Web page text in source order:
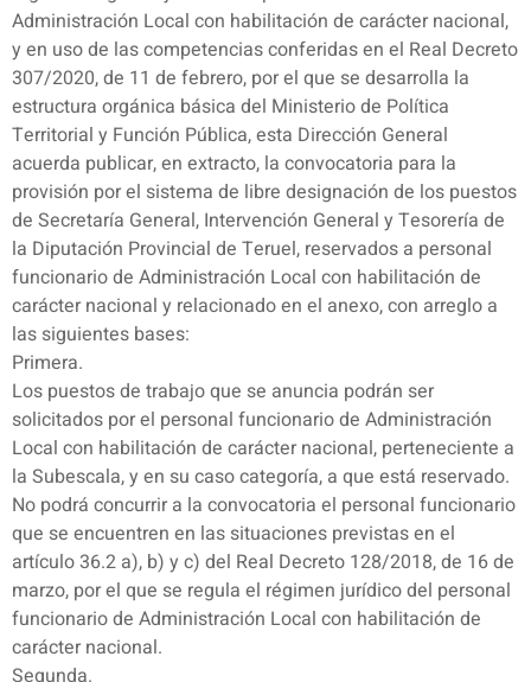
Administración Local con habilitación de carácter nacional,
y en uso de las competencias conferidas en el Real Decreto
307/2020, de 11 de febrero, por el que se desarrolla la
estructura orgánica básica del Ministerio de Política
Territorial y Función Pública, esta Dirección General
acuerda publicar, en extracto, la convocatoria para la
provisión por el sistema de libre designación de los puestos
de Secretaría General, Intervención General y Tesorería de
la Diputación Provincial de Teruel, reservados a personal
funcionario de Administración Local con habilitación de
carácter nacional y relacionado en el anexo, con arreglo a
las siguientes bases:
Primera.
Los puestos de trabajo que se anuncia podrán ser
solicitados por el personal funcionario de Administración
Local con habilitación de carácter nacional, perteneciente a
la Subescala, y en su caso categoría, a que está reservado.
No podrá concurrir a la convocatoria el personal funcionario
que se encuentren en las situaciones previstas en el
artículo 36.2 a), b) y c) del Real Decreto 128/2018, de 16 de
marzo, por el que se regula el régimen jurídico del personal
funcionario de Administración Local con habilitación de
carácter nacional.
Segunda.